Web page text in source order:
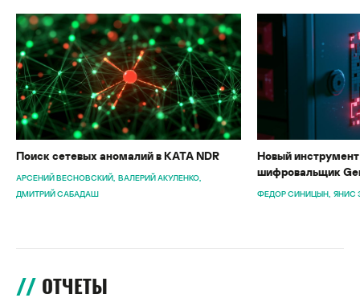
Поиск сетевых аномалий в KATA NDR
АРСЕНИЙ ВЕСНОВСКИЙ ВАЛЕРИЙ АКУЛЕНКО
ДМИТРИЙ САБАДАШ
Новый
шифровальщик
ФЕДОР СИНИЦЫН ЯНИС
ОТЧЕТЫ